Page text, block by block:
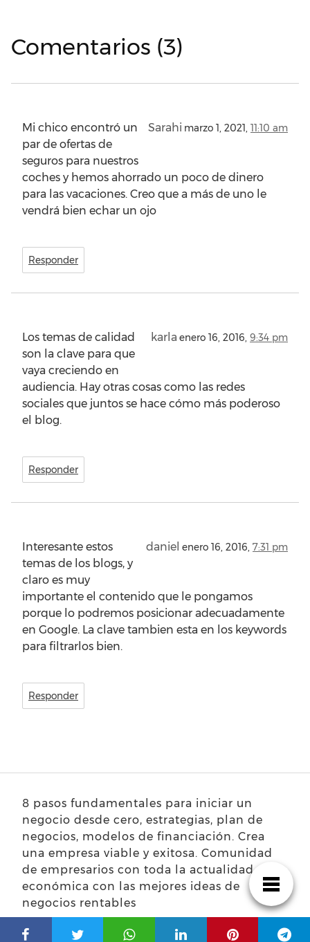
Comentarios (3)
Sarahi marzo 1, 2021, 11:10 am
Mi chico encontró un
par de ofertas de
seguros para nuestros
coches y hemos ahorrado un poco de dinero
para las vacaciones. Creo que a más de uno le
vendrá bien echar un ojo
Responder
karla enero 16, 2016, 9:34 pm
Los temas de calidad
son la clave para que
vaya creciendo en
audiencia. Hay otras cosas como las redes
sociales que juntos se hace cómo más poderoso
el blog.
Responder
daniel enero 16, 2016, 7:31 pm
Interesante estos
temas de los blogs, y
claro es muy
importante el contenido que le pongamos
porque lo podremos posicionar adecuadamente
en Google. La clave tambien esta en los keywords
para filtrarlos bien.
Responder
8 pasos fundamentales para iniciar un
negocio desde cero, estrategias, plan de
negocios, modelos de financiación. Crea
una empresa viable y exitosa. Comunidad
de empresarios con toda la actualidad
económica con las mejores ideas de
negocios rentables